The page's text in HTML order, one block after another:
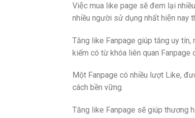
Việc mua like page sẽ đem lại
nhiều người sử dụng nhất hiện nay
Tăng like Fanpage giúp tăng uy
kiếm có từ khóa liên quan Fanpage
Một Fanpage có nhiều lượt Like,
cách bền vững.
Tăng like Fanpage sẽ giúp thương